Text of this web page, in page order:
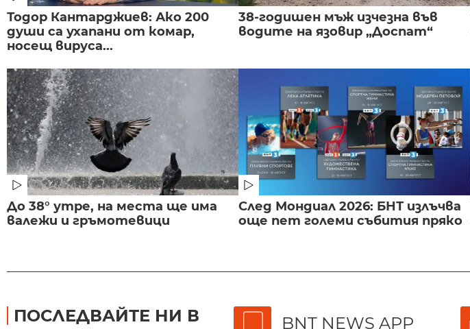
Тодор Кантарджиев: Ако 200
души са ухапани от комар,
носещ вируса...
38-годишен мъж изчезна във
водите на язовир „Доспат“
До 38° утре, на места ще има
валежи и гръмотевици
След Мондиал 2026: БНТ излъчва
още пет големи събития пряко
ПОСЛЕДВАЙТЕ НИ В BNT NEWS APP